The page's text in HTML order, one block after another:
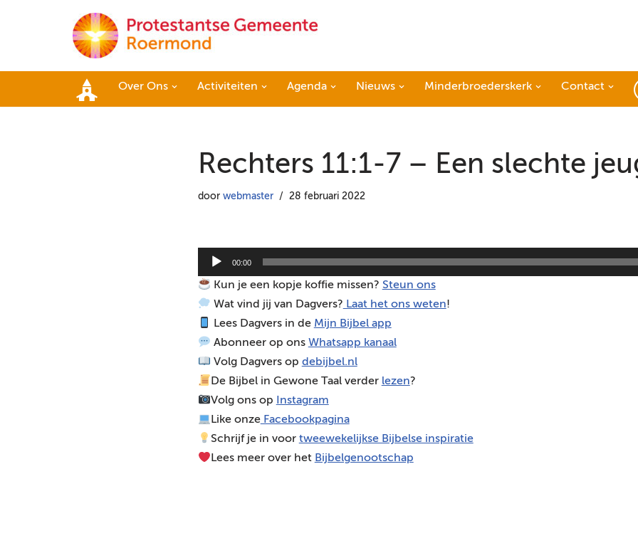
Home
Over Ons Activiteiten Agenda Nieuws Minderbroederskerk
Contact
Rechters 11:1-7 – Een slechte
door webmaster 28 februari 2022
u
00:00
Kun je een kopje koffie missen? Steun ons
Wat vind jij van Dagvers? Laat het ons weten!
Lees Dagvers in de Mijn Bijbel app
Abonneer op ons Whatsapp kanaal
Volg Dagvers op debijbel.nl
De Bijbel in Gewone Taal verder lezen?
Volg ons op
Instagram
Like onzeFacebookpagina
Schrijf je in voor tweewekelijkse Bijbelse inspiratie
Lees meer over het Bijbelgenootschap